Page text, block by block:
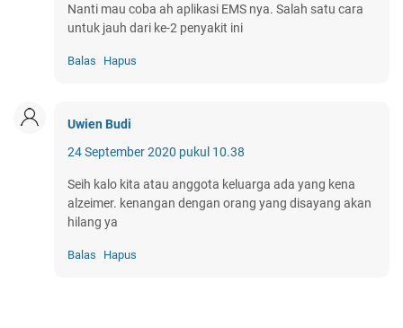
Nanti mau coba ah aplikasi EMS nya. Salah satu cara
untuk jauh dari ke-2 penyakit ini
Balas Hapus
Uwien Budi
24 September 2020 pukul 10.38
Seih kalo kita atau anggota keluarga ada yang kena
alzeimer. kenangan dengan orang yang disayang akan
hilang ya
Balas Hapus